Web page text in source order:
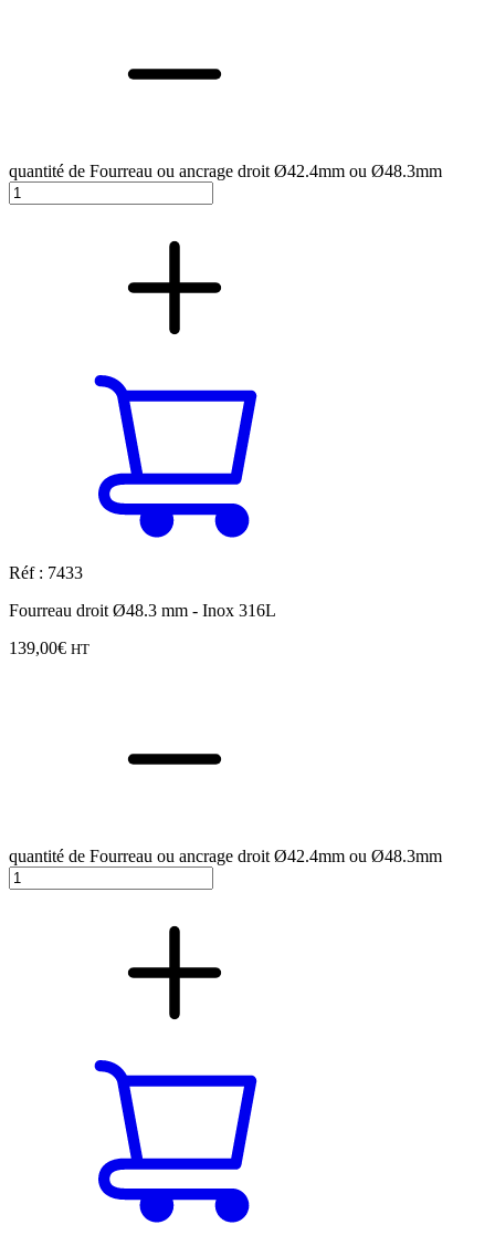
quantité de Fourreau ou ancrage droit Ø42.4mm ou Ø48.3mm
Réf : 7433
Fourreau droit Ø48.3 mm - Inox 316L
139,00€ HT
quantité de Fourreau ou ancrage droit Ø42.4mm ou Ø48.3mm